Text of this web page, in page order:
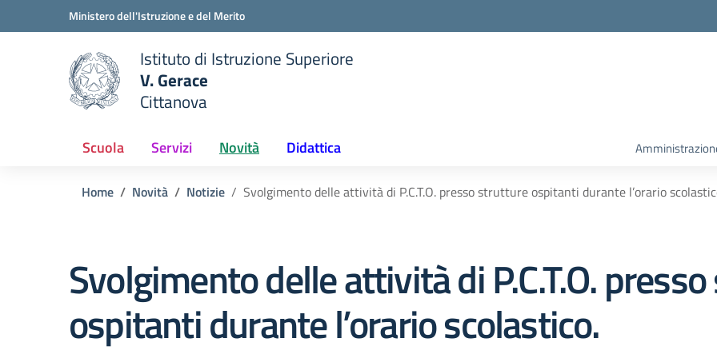
Vai ai contenuti
Vai al menu di navigazioneMinistero dell'Istruzione e del Merito
scuola
Istituto di Istruzione Superiore
V. Gerace
Cittanova
Scuola Servizi Novità Didattica
Home Novità Notizie Svolgimento delle attività di P.C.T.O. presso strutture ospitanti durante l’orario
Svolgimento delle attività di P.C.T.O.
ospitanti durante l’orario scolastico.